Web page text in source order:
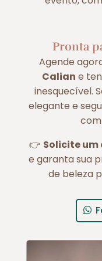
Pronta
Agende
Calian e
inesquecível.
elegante e
👉 Solicite
e garanta sua
de beleza